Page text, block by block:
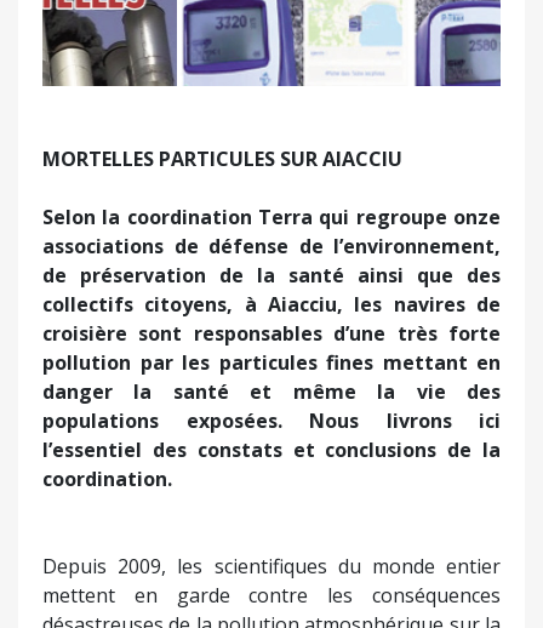
MORTELLES PARTICULES SUR AIACCIU
Selon la coordination Terra qui regroupe onze
associations de défense de l’environnement,
de préservation de la santé ainsi que des
collectifs citoyens, à Aiacciu, les navires de
croisière sont responsables d’une très forte
pollution par les particules fines mettant en
danger la santé et même la vie des
populations exposées. Nous livrons ici
l’essentiel des constats et conclusions de la
coordination.
Depuis 2009, les scientifiques du monde entier
mettent en garde contre les conséquences